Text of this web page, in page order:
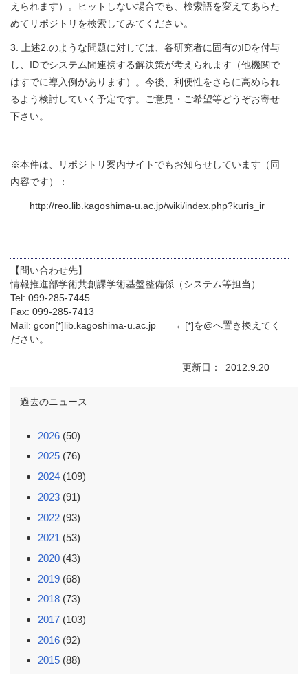
えられます）。ヒットしない場合でも、検索語を変えてあらた
めてリポジトリを検索してみてください。
3. 上述2.のような問題に対しては、各研究者に固有のIDを付与
し、IDでシステム間連携する解決策が考えられます（他機関で
はすでに導入例があります）。今後、利便性をさらに高められ
るよう検討していく予定です。ご意見・ご希望等どうぞお寄せ
下さい。
※本件は、リポジトリ案内サイトでもお知らせしています（同
内容です）：
http://reo.lib.kagoshima-u.ac.jp/wiki/index.php?kuris_ir
【問い合わせ先】
情報推進部学術共創課学術基盤整備係（システム等担当）
Tel: 099-285-7445
Fax: 099-285-7413
Mail: gcon[*]lib.kagoshima-u.ac.jp ←[*]を@へ置き換えてく
ださい。
更新日 2012.9.20
過去のニュース
2026 (50)
2025 (76)
2024 (109)
2023 (91)
2022 (93)
2021 (53)
2020 (43)
2019 (68)
2018 (73)
2017 (103)
2016 (92)
2015 (88)